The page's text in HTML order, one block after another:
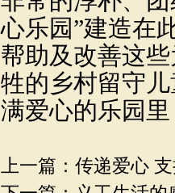
心乐园”建造在
帮助及改善这
牲的乡村留守
满爱心的乐园
上一篇： 传递爱心